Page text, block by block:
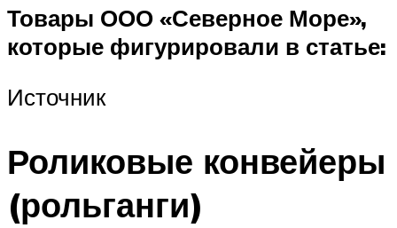
Товары ООО «Северное Море»,
которые фигурировали в статье:
Источник
Роликовые конвейеры
(рольганги)